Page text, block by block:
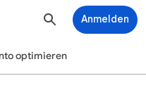
Anmelden
optimieren